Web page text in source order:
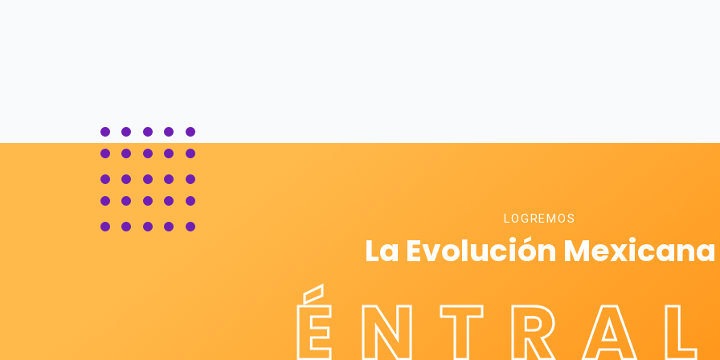
LOGREMOS
La Evolución Mexicana